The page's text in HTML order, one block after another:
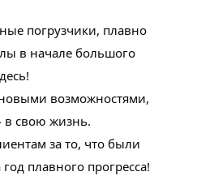
погрузчики, плавно
в начале большого
возможностями,
в свою жизнь.
за то, что были
плавного прогресса!